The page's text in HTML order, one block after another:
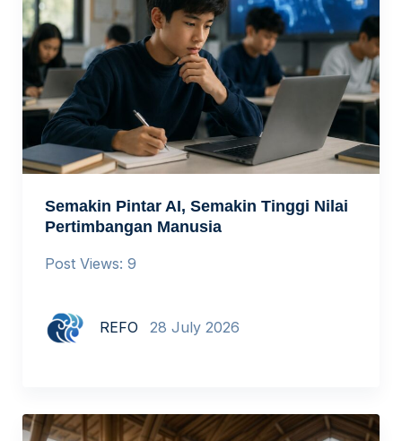
Semakin Pintar AI, Semakin Tinggi Nilai
Pertimbangan Manusia
Post Views: 9
REFO 28 July 2026